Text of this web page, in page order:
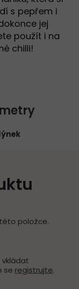
s pepřem i
jej
použít i na
chilli!
položce.
vkládat
se registrujte.